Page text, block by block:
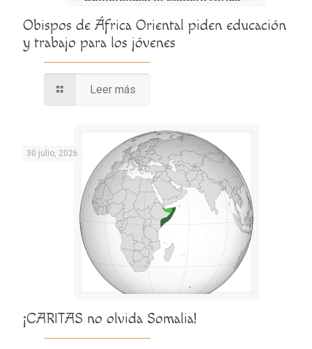
Obispos de África Oriental piden educación
y trabajo para los jóvenes
Leer más
30 julio, 2026
¡CARITAS no olvida Somalia!